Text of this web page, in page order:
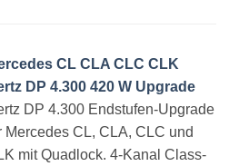
CL CLA CLC CLK
DP 4.300 420 W Upgrade
DP 4.300 Endstufen-Upgrade
Mercedes CL, CLA, CLC und
mit Quadlock. 4-Kanal Class-